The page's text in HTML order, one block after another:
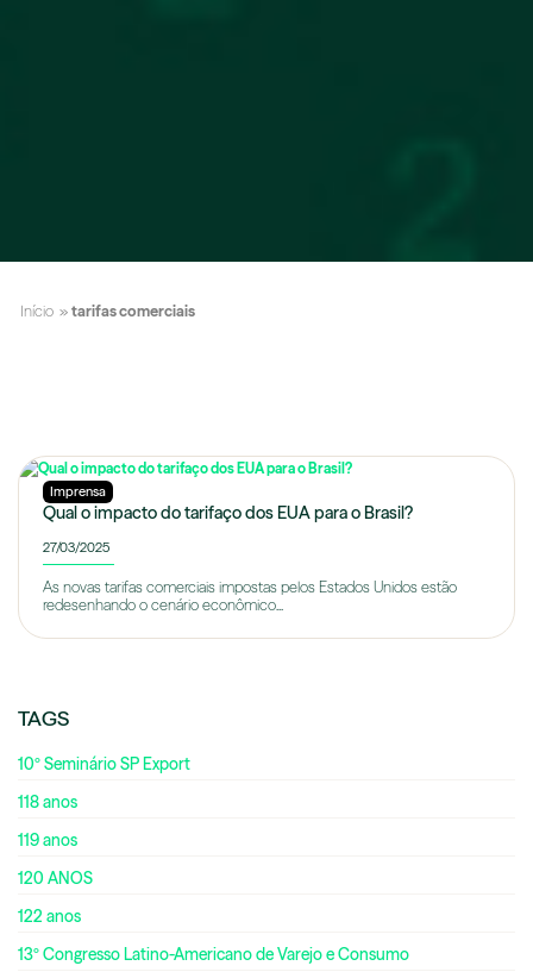
Início » tarifas comerciais
Imprensa
Qual o impacto do tarifaço dos EUA para o Brasil?
27/03/2025
As novas tarifas comerciais impostas pelos Estados Unidos estão
redesenhando o cenário econômico...
TAGS
10º Seminário SP Export
118 anos
119 anos
120 ANOS
122 anos
13º Congresso Latino-Americano de Varejo e Consumo